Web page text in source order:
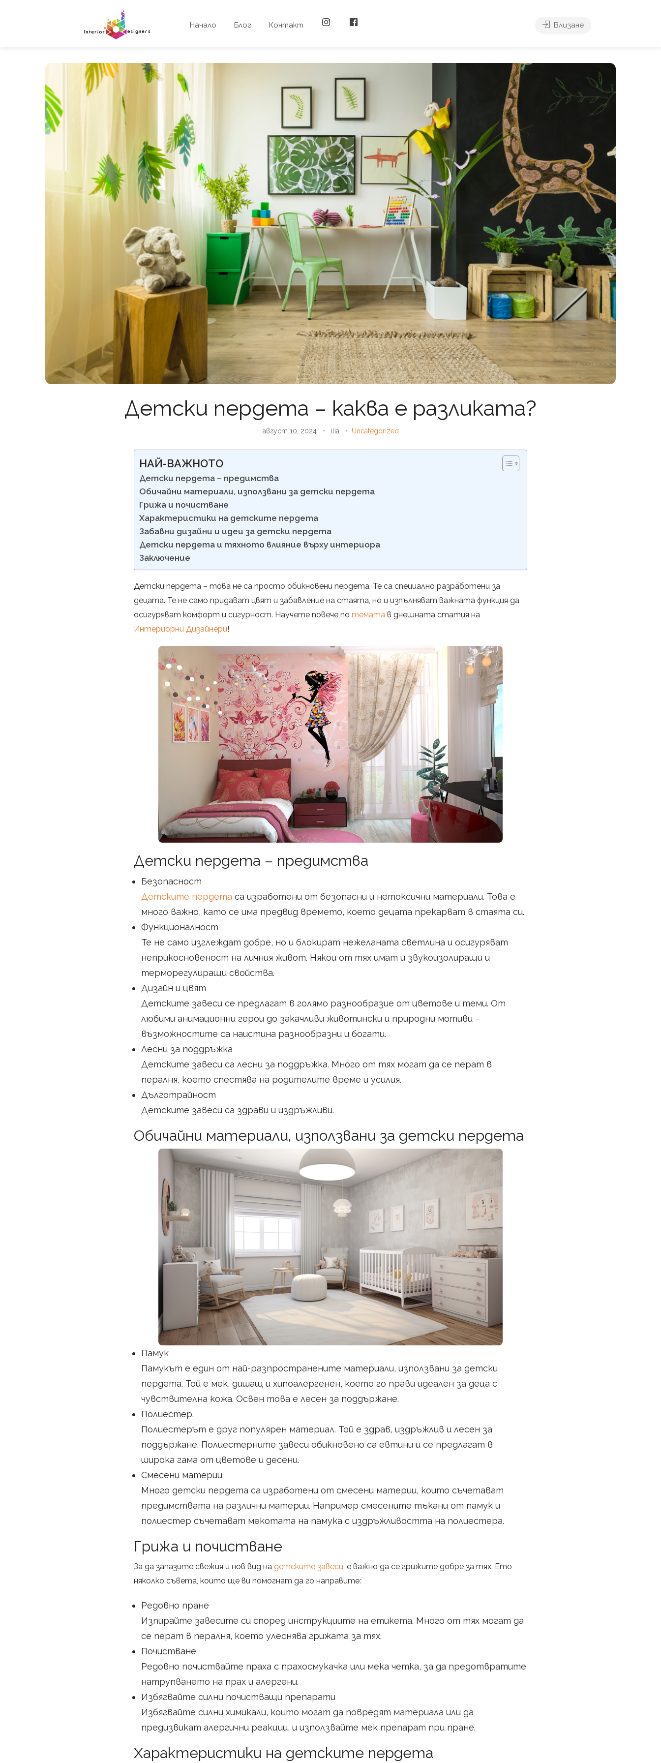
Начало Блог Контакт Влизане
Детски пердета – каква е разликата?
август 10, 2024 • ilia • Uncategorized
НАЙ-ВАЖНОТО
Детски пердета – предимства
Обичайни материали, използвани за детски пердета
Грижа и почистване
Характеристики на детските пердета
Забавни дизайни и идеи за детски пердета
Детски пердета и тяхното влияние върху интериора
Заключение
Детски пердета – това не са просто обикновени пердета. Те са специално разработени за
децата. Те не само придават цвят и забавление на стаята, но и изпълняват важната функция да
осигуряват комфорт и сигурност. Научете повече по темата в днешната статия на
Интериорни Дизайнери!
Детски пердета – предимства
Безопасност
Детските пердета са изработени от безопасни и нетоксични материали. Това е
много важно, като се има предвид времето, което децата прекарват в стаята си.
Функционалност
Те не само изглеждат добре, но и блокират нежеланата светлина и осигуряват
неприкосновеност на личния живот. Някои от тях имат и звукоизолиращи и
терморегулиращи свойства.
Дизайн и цвят
Детските завеси се предлагат в голямо разнообразие от цветове и теми. От
любими анимационни герои до закачливи животински и природни мотиви –
възможностите са наистина разнообразни и богати.
Лесни за поддръжка
Детските завеси са лесни за поддръжка. Много от тях могат да се перат в
пералня, което спестява на родителите време и усилия.
Дълготрайност
Детските завеси са здрави и издръжливи.
Обичайни материали, използвани за детски пердета
Памук
Памукът е един от най-разпространените материали, използвани за детски
пердета. Той е мек, дишащ и хипоалергенен, което го прави идеален за деца с
чувствителна кожа. Освен това е лесен за поддържане.
Полиестер.
Полиестерът е друг популярен материал. Той е здрав, издръжлив и лесен за
поддържане. Полиестерните завеси обикновено са евтини и се предлагат в
широка гама от цветове и десени.
Смесени материи
Много детски пердета са изработени от смесени материи, които съчетават
предимствата на различни материи. Например смесените тъкани от памук и
полиестер съчетават мекотата на памука с издръжливостта на полиестера.
Грижа и почистване
За да запазите свежия и нов вид на детските завеси , е важно да се грижите добре за тях. Ето
няколко съвета, които ще ви помогнат да го направите:
Редовно пране
Изпирайте завесите си според инструкциите на етикета. Много от тях могат да
се перат в пералня, което улеснява грижата за тях.
Почистване
Редовно почиствайте праха с прахосмукачка или мека четка, за да предотвратите
натрупването на прах и алергени.
Избягвайте силни почистващи препарати
Избягвайте силни химикали, които могат да повредят материала или да
предизвикат алергични реакции, и използвайте мек препарат при пране.
Характеристики на детските пердета